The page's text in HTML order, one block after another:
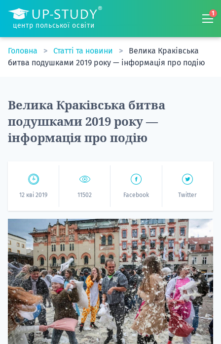
центр польської освіти
1
Головна Статті та новини
Велика Краківська
битва подушками 2019 року — інформація про подію
Велика Краківська битва
подушками 2019 року —
інформація про подію
12 кві 2019 11502 Facebook Twitter
НАБІР
вступ на